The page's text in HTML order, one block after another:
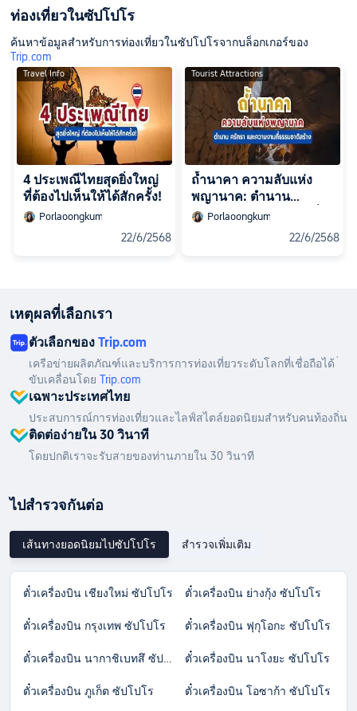
ท่องเที่ยวในซัปโปโร
ค้นหาข้อมูลสำหรับการท่องเที่ยวในซัปโปโรจากบล็อกเกอร์ของ
Trip.com
Travel Info
4 ประเพณีไทยสุดยิ่งใหญ่
ที่ต้องไปเห็นให้ได้สักครั้ง!
Porlaoongkum
22/6/2568
Tourist Attractions
ถ้ำนาคา ความลับแห่ง
พญานาค: ตำนาน
ศรัทธา และความงามที่
Porlaoongkum
22/6/2568
เหตุผลที่เลือกเรา
ตัวเลือกของ Trip.com
เครือข่ายผลิตภัณฑ์และบริการการท่องเที่ยวระดับโลกที่เชื่อถือได้ ่
ขับเคลื่อนโดย Trip.com
เฉพาะประเทศไทย
ประสบการณ์การท่องเที่ยวและไลฟ์สไตล์ยอดนิยมสำหรับคนท้องถิ่น
ติดต่อง่ายใน 30 วินาที
โดยปกติเราจะรับสายของท่านภายใน 30 วินาที
ไปสำรวจกันต่อ
เส้นทางยอดนิยมไปซัปโปโร สำรวจเพิ่มเติม
ตั๋วเครื่องบิน เชียงใหม่ ซัปโปโร ตั๋วเครื่องบิน ย่างกุ้ง ซัปโปโร
ตั๋วเครื่องบิน กรุงเทพ ซัปโปโร ตั๋วเครื่องบิน ฟุกุโอกะ ซัปโปโร
ตั๋วเครื่องบิน นาโงยะ ซัปโปโร
ตั๋วเครื่องบิน ภูเก็ต ซัปโปโร ตั๋วเครื่องบิน โอซาก้า ซัปโปโร